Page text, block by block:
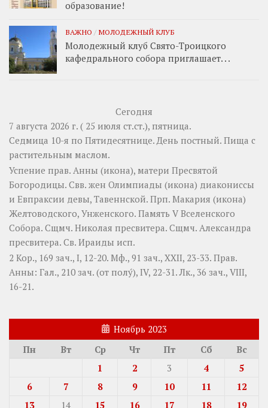
образование!
ВАЖНО / МОЛОДЕЖНЫЙ КЛУБ
Молодежный клуб Свято-Троицкого
кафедрального собора приглашает. . .
Сегодня
7 августа 2026 г. ( 25 июля ст.ст.), пятница.
Седмица 10-я по Пятидесятнице. День постный. Пища с
растительным маслом.
Успение прав. Анны (икона), матери Пресвятой
Богородицы. Свв. жен Олимпиады (икона) диакониссы
и Евпраксии девы, Тавеннской. Прп. Макария (икона)
Желтоводского, Унженского. Память V Вселенского
Собора. Сщмч. Николая пресвитера. Сщмч. Александра
пресвитера. Св. Ираиды исп.
2 Кор., 169 зач., I, 12-20. Мф., 91 зач., XXII, 23-33. Прав.
Анны: Гал., 210 зач. (от полу́), IV, 22-31. Лк., 36 зач., VIII,
16-21.
Ноябрь 2023
Пн
Вт Ср Чт Пт Сб
Вс
1
2 3 4
5
6
7 8 9 10 11
12
13
14 15 16 17 18
19